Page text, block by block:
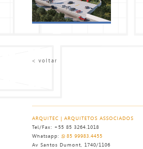
< voltar
ARQUITEC | ARQUITETOS ASSOCIADOS
Tel/Fax: +55 85 3264.1018
Whatsapp:
85 99983.4455
Av Santos Dumont, 1740/1106